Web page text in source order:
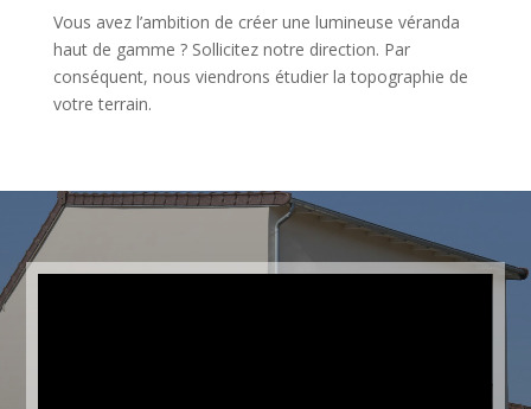
Vous avez l’ambition de créer une lumineuse véranda
haut de gamme ? Sollicitez notre direction. Par
conséquent, nous viendrons étudier la topographie de
votre terrain.